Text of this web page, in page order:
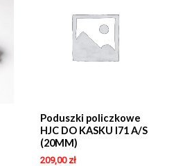
Poduszki policzkowe
HJC DO KASKU I71 A/S
(20MM)
209,00 zł